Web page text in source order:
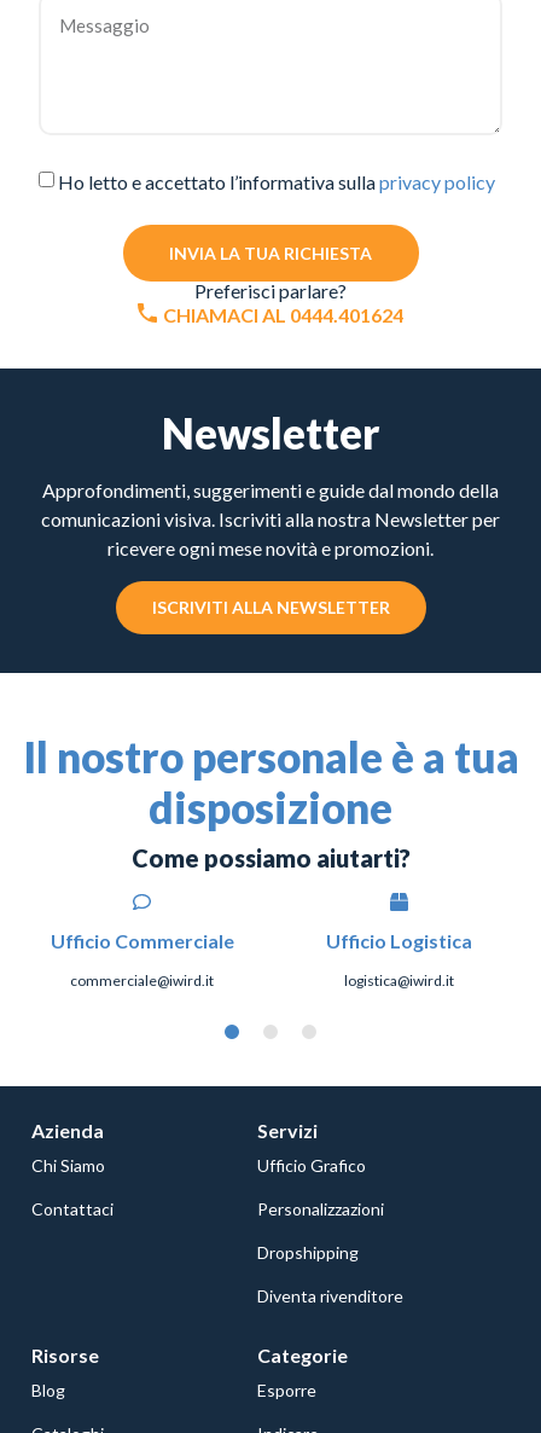
Ho letto e accettato l’informativa sullaprivacy policy
INVIA LA TUA RICHIESTA
Preferisci parlare?
CHIAMACI AL 0444.401624
Newsletter
Approfondimenti, suggerimenti e guide dal mondo della
comunicazioni visiva. Iscriviti alla nostra Newsletter per
ricevere ogni mese novità e promozioni.
ISCRIVITI ALLA NEWSLETTER
Il nostro personale è a tua
disposizione
Come possiamo aiutarti?
Ufficio Commerciale
commerciale@iwird.it
Ufficio Logistica
logistica@iwird.it
Azienda
Chi Siamo
Contattaci
Servizi
Ufficio Grafico
Personalizzazioni
Dropshipping
Diventa rivenditore
Risorse
Blog
Categorie
Esporre